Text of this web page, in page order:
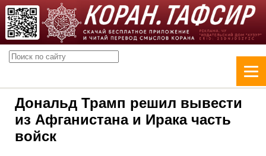
Дональд Трамп решил вывести
из Афганистана и Ирака часть
войск